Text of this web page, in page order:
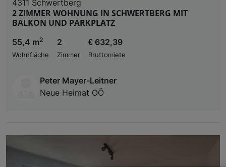
4311 Schwertberg
2 ZIMMER WOHNUNG IN SCHWERTBERG MIT
BALKON UND PARKPLATZ
55,4 m2
Wohnfläche
2
Zimmer
€ 632,39
Bruttomiete
Peter Mayer-Leitner
Neue Heimat OÖ